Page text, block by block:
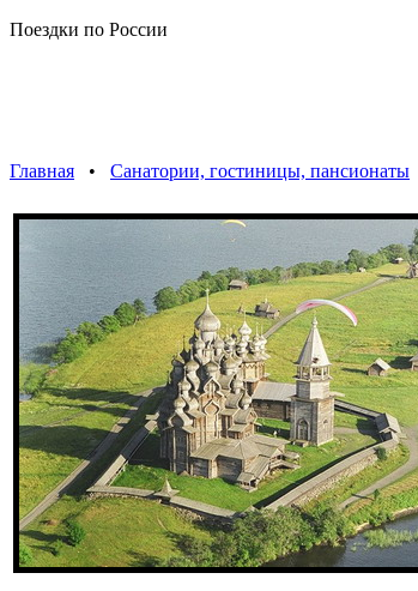
Поездки по России
Главная • Санатории, гостиницы, пансионаты